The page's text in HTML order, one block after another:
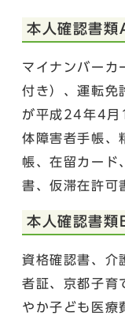
本人確認書類
マイナンバーカ
付き）、運転免
が平成24年4月
体障害者手帳、
帳、在留カード
書、仮滞在許可
本人確認書類
資格確認書、介
者証、京都子育
やか子ども医療